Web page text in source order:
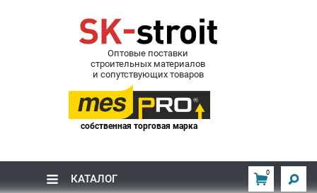
Оптовые поставки
строительных материалов
и сопутствующих товаров
собственная торговая марка
КАТАЛОГ 0